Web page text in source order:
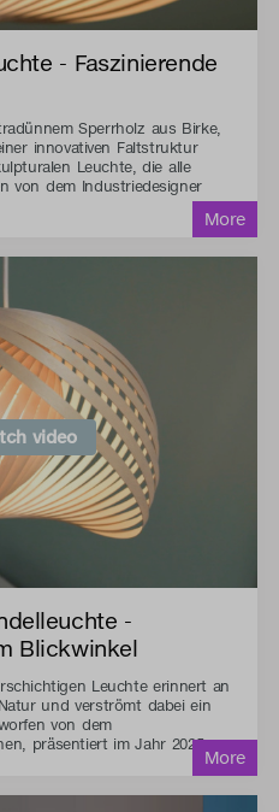
- Faszinierende
Sperrholz aus Birke,
innovativen Faltstruktur
Leuchte, die alle
von dem Industriedesigner
video
-
Blickwinkel
Leuchte erinnert an
und verströmt dabei ein
von dem
präsentiert im Jahr 2025.